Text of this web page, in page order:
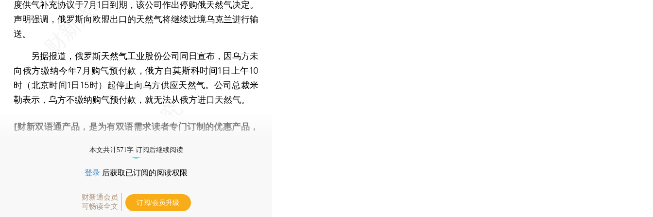
度供气补充协议于7月1日到期，该公司作出停购俄天然气决定。
声明强调，俄罗斯向欧盟出口的天然气将继续过境乌克兰进行输
送。
另据报道，俄罗斯天然气工业股份公司同日宣布，因乌方未
向俄方缴纳今年7月购气预付款，俄方自莫斯科时间1日上午10
时（北京时间1日15时）起停止向乌方供应天然气。公司总裁米
勒表示，乌方不缴纳购气预付款，就无法从俄方进口天然气。
[财新双语通产品，是为有双语需求读者专门订制的优惠产品，
本文共计571字 订阅后继续阅读
登录 后获取已订阅的阅读权限
财新通会员
可畅读全文
订阅/会员升级